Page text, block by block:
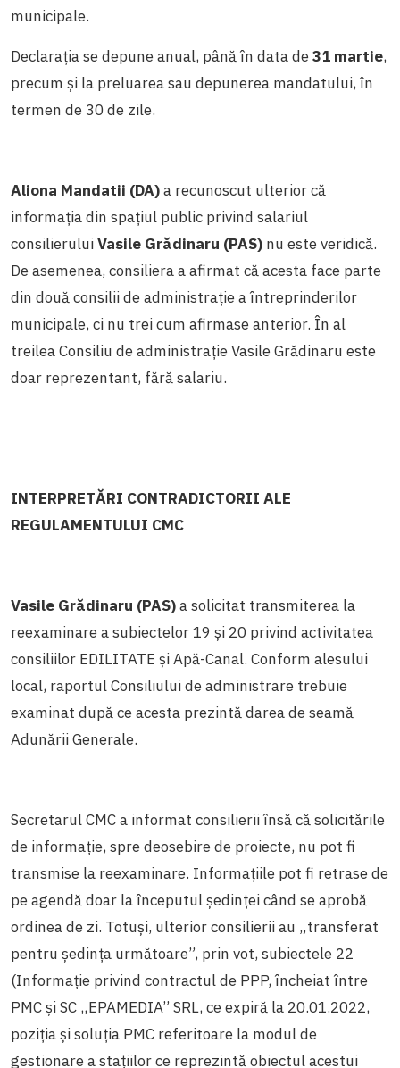
municipale.
Declaraţia se depune anual, până în data de31 martie,
precum și la preluarea sau depunerea mandatului, în
termen de 30 de zile.
Aliona Mandatii (DA)a recunoscut ulterior că
informația din spațiul public privind salariul
consilieruluiVasile Grădinaru (PAS) nu este veridică.
De asemenea, consiliera a afirmat că acesta face parte
din două consilii de administrație a întreprinderilor
municipale, ci nu trei cum afirmase anterior. În al
treilea Consiliu de administrație Vasile Grădinaru este
doar reprezentant, fără salariu.
INTERPRETĂRI CONTRADICTORII ALE
REGULAMENTULUI CMC
Vasile Grădinaru (PAS)a solicitat transmiterea la
reexaminare a subiectelor 19 și 20 privind activitatea
consiliilor EDILITATE și Apă-Canal. Conform alesului
local, raportul Consiliului de administrare trebuie
examinat după ce acesta prezintă darea de seamă
Adunării Generale.
Secretarul CMC a informat consilierii însă că solicitările
de informație, spre deosebire de proiecte, nu pot fi
transmise la reexaminare. Informațiile pot fi retrase de
pe agendă doar la începutul ședinței când se aprobă
ordinea de zi. Totuși, ulterior consilierii au „transferat
pentru ședința următoare”, prin vot, subiectele 22
(Informație privind contractul de PPP, încheiat între
PMC și SC „EPAMEDIA” SRL, ce expiră la 20.01.2022,
poziția și soluția PMC referitoare la modul de
gestionare a stațiilor ce reprezintă obiectul acestui